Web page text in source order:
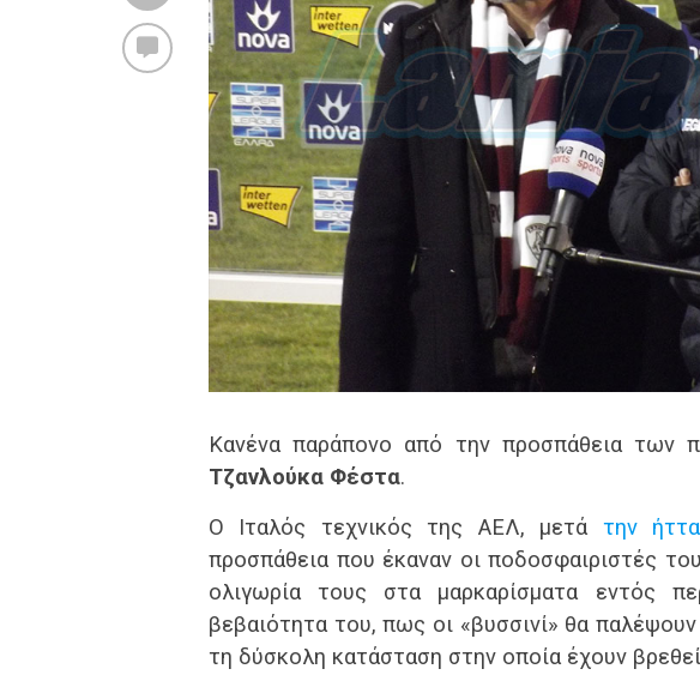
Κανένα παράπονο από την προσπάθεια των
Τζανλούκα Φέστα.
Ο Ιταλός τεχνικός της ΑΕΛ, μετά την
προσπάθεια που έκαναν οι ποδοσφαιριστές
ολιγωρία τους στα μαρκαρίσματα εντός
βεβαιότητα του, πως οι «βυσσινί» θα
τη δύσκολη κατάσταση στην οποία έχουν